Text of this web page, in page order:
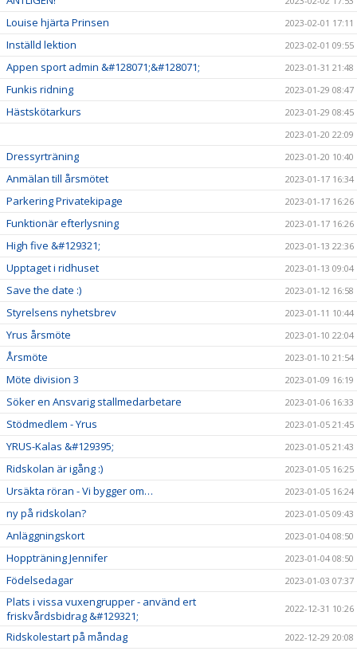
Louise hjärta Prinsen 2023-02-01 17:11
Inställd lektion 2023-02-01 09:55
Appen sport admin &#128071;&#128071; 2023-01-31 21:48
Funkis ridning 2023-01-29 08:47
Hästskötarkurs
2023-01-29 08:45
2023-01-20 22:09
Dressyrträning 2023-01-20 10:40
Anmälan till årsmötet 2023-01-17 16:34
Parkering Privatekipage 2023-01-17 16:26
Funktionär efterlysning 2023-01-17 16:26
High five &#129321; 2023-01-13 22:36
Upptaget i ridhuset 2023-01-13 09:04
Save the date :) 2023-01-12 16:58
Styrelsens nyhetsbrev 2023-01-11 10:44
Yrus årsmöte 2023-01-10 22:04
Årsmöte 2023-01-10 21:54
Möte division 3 2023-01-09 16:19
Söker en Ansvarig stallmedarbetare 2023-01-06 16:33
Stödmedlem - Yrus 2023-01-05 21:45
YRUS-Kalas &#129395; 2023-01-05 21:43
Ridskolan är igång :) 2023-01-05 16:25
Ursäkta röran - Vi bygger om… 2023-01-05 16:24
ny på ridskolan? 2023-01-05 09:43
Anläggningskort 2023-01-04 08:50
Hoppträning Jennifer 2023-01-04 08:50
Födelsedagar 2023-01-03 07:37
Plats i vissa vuxengrupper - använd ert
friskvårdsbidrag &#129321;
2022-12-31 10:26
Ridskolestart på måndag 2022-12-29 20:08